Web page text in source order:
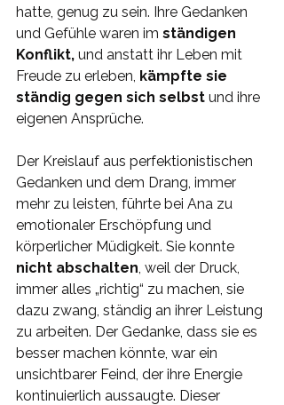
hatte, genug zu sein. Ihre Gedanken
und Gefühle waren im ständigen
Konflikt, und anstatt ihr Leben mit
Freude zu erleben, kämpfte sie
ständig gegen sich selbst und ihre
eigenen Ansprüche.
Der Kreislauf aus perfektionistischen
Gedanken und dem Drang, immer
mehr zu leisten, führte bei Ana zu
emotionaler Erschöpfung und
körperlicher Müdigkeit. Sie konnte
nicht abschalten, weil der Druck,
immer alles „richtig“ zu machen, sie
dazu zwang, ständig an ihrer Leistung
zu arbeiten. Der Gedanke, dass sie es
besser machen könnte, war ein
unsichtbarer Feind, der ihre Energie
kontinuierlich aussaugte. Dieser